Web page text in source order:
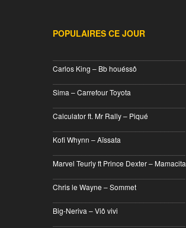
POPULAIRES CE JOUR
Carlos King – Bb houéssô
Sima – Carrefour Toyota
Calculator ft. Mr Rally – Piqué
Kofi Whynn – Aïssata
Marvel Teurly ft Prince Dexter – Mamacita
Chris le Wayne – Sommet
Big-Neriva – Viô vivi